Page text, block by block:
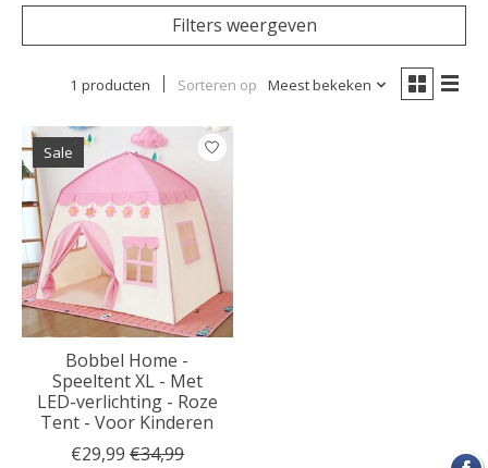
Filters weergeven
1 producten Sorteren op Meest bekeken
Sale
Bobbel Home -
Speeltent XL - Met
LED-verlichting - Roze
Tent - Voor Kinderen
€29,99 €34,99